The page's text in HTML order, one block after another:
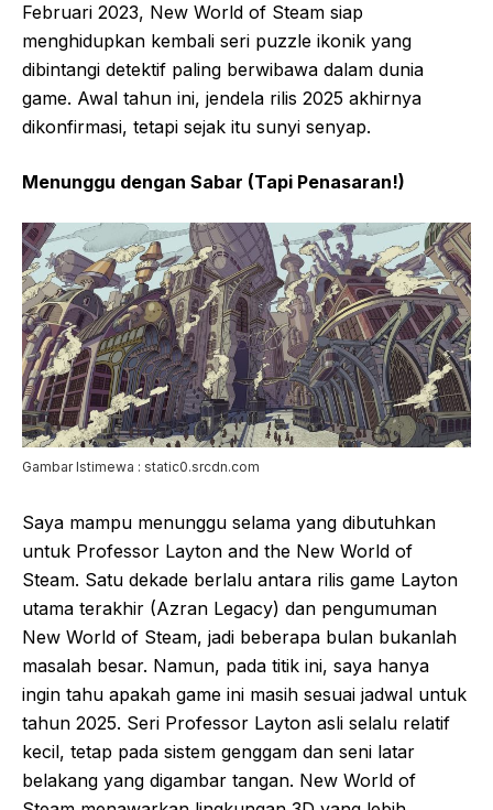
Februari 2023, New World of Steam siap
menghidupkan kembali seri puzzle ikonik yang
dibintangi detektif paling berwibawa dalam dunia
game. Awal tahun ini, jendela rilis 2025 akhirnya
dikonfirmasi, tetapi sejak itu sunyi senyap.
Menunggu dengan Sabar (Tapi Penasaran!)
Gambar Istimewa : static0.srcdn.com
Saya mampu menunggu selama yang dibutuhkan
untuk Professor Layton and the New World of
Steam. Satu dekade berlalu antara rilis game Layton
utama terakhir (Azran Legacy) dan pengumuman
New World of Steam, jadi beberapa bulan bukanlah
masalah besar. Namun, pada titik ini, saya hanya
ingin tahu apakah game ini masih sesuai jadwal untuk
tahun 2025. Seri Professor Layton asli selalu relatif
kecil, tetap pada sistem genggam dan seni latar
belakang yang digambar tangan. New World of